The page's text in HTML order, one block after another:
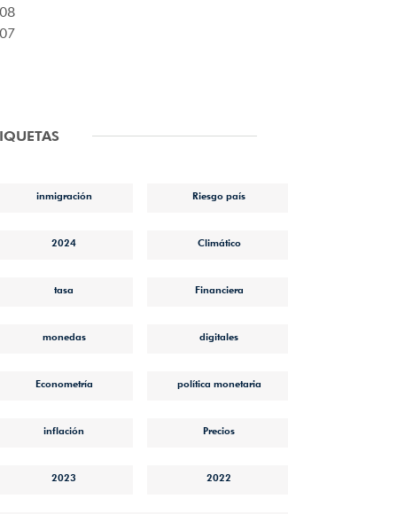
inmigración Riesgo país
2024 Climático
tasa Financiera
monedas digitales
Econometría política monetaria
inflación Precios
2023 2022